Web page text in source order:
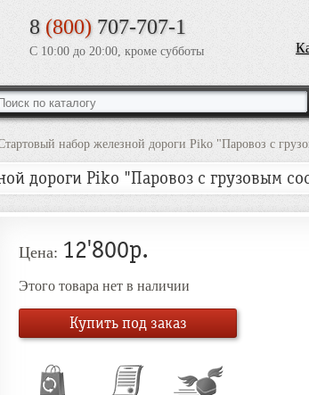
8 (800)707-707-1
С 10:00 до 20:00, кроме субботы
набор железной дороги Piko "Паровоз с
дороги Piko "Паровоз с грузовым
Цена: 12'800р.
Этого товара нет в наличии
Купить под заказ